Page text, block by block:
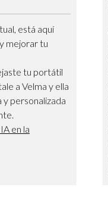
está aquí
mejorar tu
tu portátil
a Velma y ella
personalizada
en la